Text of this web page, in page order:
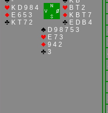
K D 9 8 4
E 6 5 3
K T 7 2
B T 2
K B T 7
E D B 4
D 9 8 7 5 3
E 7 3
9 4 2
3